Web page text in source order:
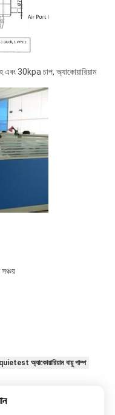
এবং 30kpa চাপ, অ্যাকোয়ারিয়াম
quietest অ্যাকোয়ারিয়াম বায়ু পাম্প